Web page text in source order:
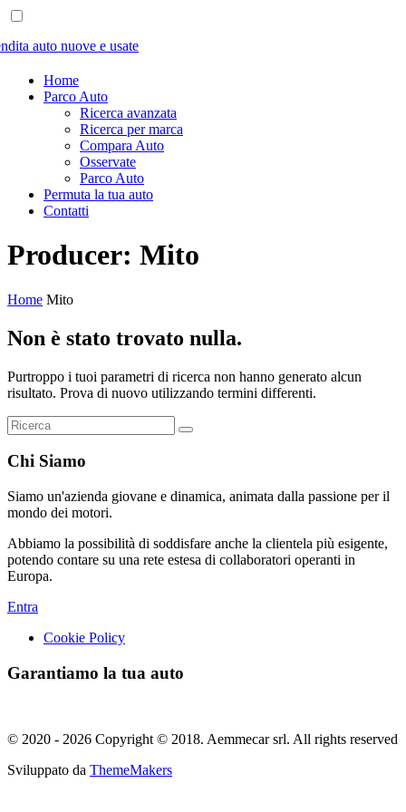
Home
Parco Auto
Ricerca avanzata
Ricerca per marca
Compara Auto
Osservate
Parco Auto
Permuta la tua auto
Contatti
Producer: Mito
Home Mito
Non è stato trovato nulla.
Purtroppo i tuoi parametri di ricerca non hanno generato alcun
risultato. Prova di nuovo utilizzando termini differenti.
Chi Siamo
Siamo un'azienda giovane e dinamica, animata dalla passione per il
mondo dei motori.
Abbiamo la possibilità di soddisfare anche la clientela più esigente,
potendo contare su una rete estesa di collaboratori operanti in
Europa.
Entra
Cookie Policy
Garantiamo la tua auto
© 2020 - 2026 Copyright © 2018. Aemmecar srl. All rights reserved
Sviluppato da ThemeMakers